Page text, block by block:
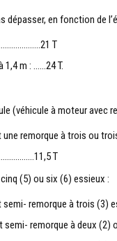
dépasser, en fonction de
T
1,4 m : ……24 T.
(véhicule à moteur avec
une remorque à trois ou
T
(5) ou six (6) essieux :
semi- remorque à
semi- remorque à deux